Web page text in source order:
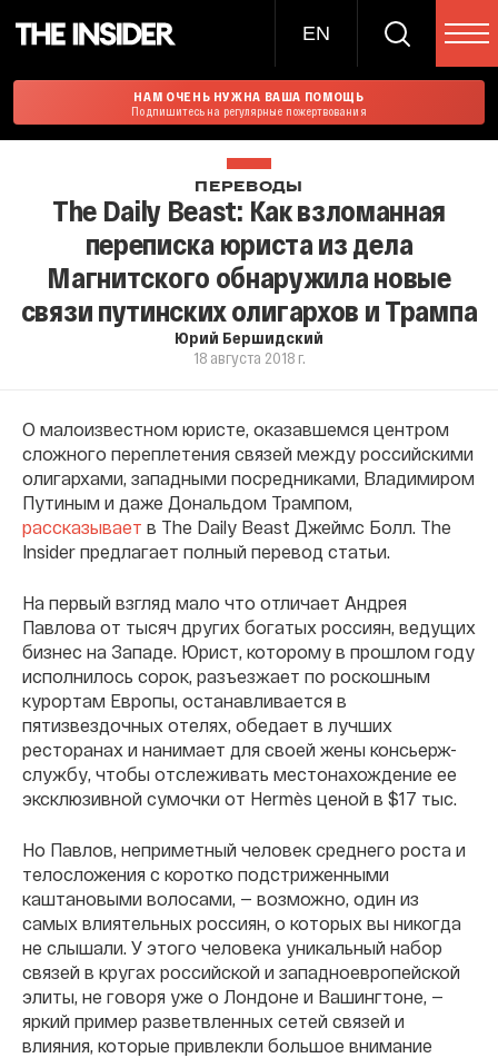
EN
НАМ ОЧЕНЬ НУЖНА ВАША ПОМОЩЬ
Подпишитесь на регулярные пожертвования
ПЕРЕВОДЫ
The Daily Beast: Как взломанная
переписка юриста из дела
Магнитского обнаружила новые
связи путинских олигархов и Трампа
Юрий Бершидский
18 августа 2018 г.
О малоизвестном юристе, оказавшемся центром
сложного переплетения связей между российскими
олигархами, западными посредниками, Владимиром
Путиным и даже Дональдом Трампом,
рассказывает в The Daily Beast Джеймс Болл. The
Insider предлагает полный перевод статьи.
На первый взгляд мало что отличает Андрея
Павлова от тысяч других богатых россиян, ведущих
бизнес на Западе. Юрист, которому в прошлом году
исполнилось сорок, разъезжает по роскошным
курортам Европы, останавливается в
пятизвездочных отелях, обедает в лучших
ресторанах и нанимает для своей жены консьерж-
службу, чтобы отслеживать местонахождение ее
эксклюзивной сумочки от Hermès ценой в $17 тыс.
Но Павлов, неприметный человек среднего роста и
телосложения с коротко подстриженными
каштановыми волосами, — возможно, один из
самых влиятельных россиян, о которых вы никогда
не слышали. У этого человека уникальный набор
связей в кругах российской и западноевропейской
элиты, не говоря уже о Лондоне и Вашингтоне, —
яркий пример разветвленных сетей связей и
влияния, которые привлекли большое внимание